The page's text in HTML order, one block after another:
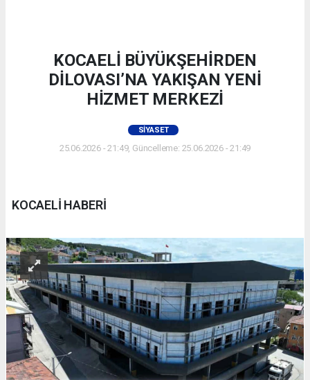
KOCAELİ BÜYÜKŞEHİRDEN
DİLOVASI’NA YAKIŞAN YENİ
HİZMET MERKEZİ
SIYASET
25.06.2026 - 21:49, Güncelleme: 25.06.2026 - 21:49
KOCAELİ HABERİ